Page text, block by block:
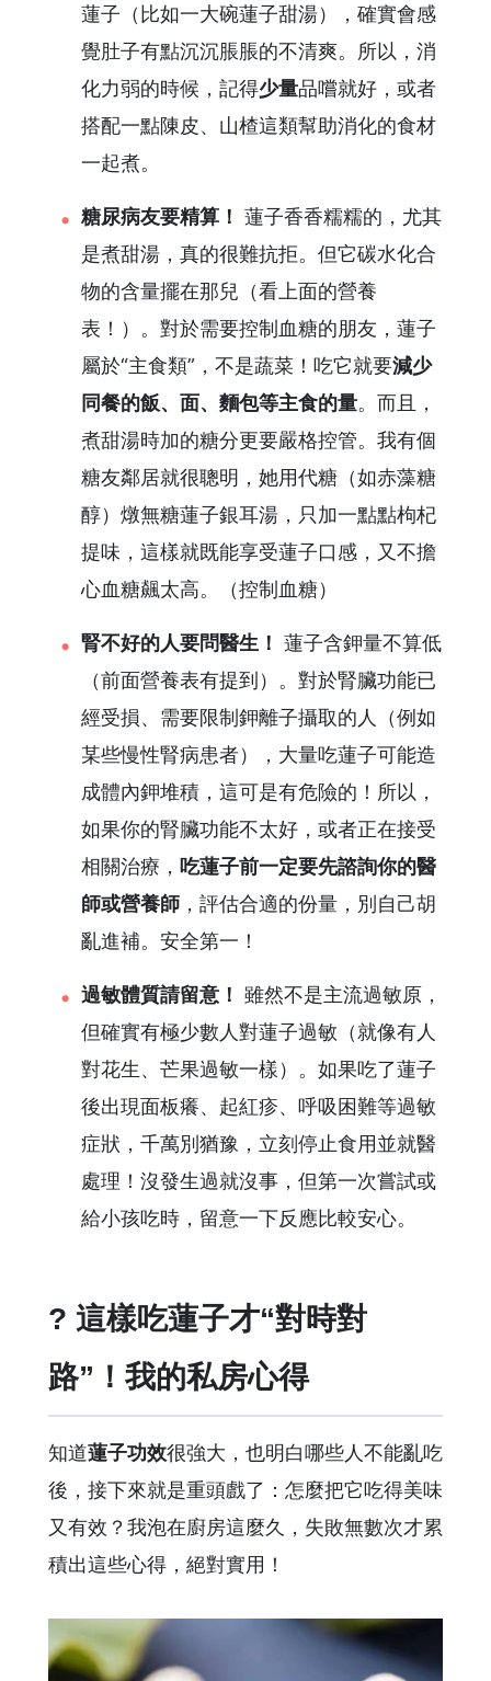
蓮子（比如一大碗蓮子甜湯），確實會感
覺肚子有點沉沉脹脹的不清爽。所以，消
化力弱的時候，記得少量品嚐就好，或者
搭配一點陳皮、山楂這類幫助消化的食材
一起煮。
糖尿病友要精算！ 蓮子香香糯糯的，尤其
是煮甜湯，真的很難抗拒。但它碳水化合
物的含量擺在那兒（看上面的營養
表！）。對於需要控制血糖的朋友，蓮子
屬於“主食類”，不是蔬菜！吃它就要減少
同餐的飯、面、麵包等主食的量。而且，
煮甜湯時加的糖分更要嚴格控管。我有個
糖友鄰居就很聰明，她用代糖（如赤藻糖
醇）燉無糖蓮子銀耳湯，只加一點點枸杞
提味，這樣就既能享受蓮子口感，又不擔
心血糖飆太高。（控制血糖）
腎不好的人要問醫生！ 蓮子含鉀量不算低
（前面營養表有提到）。對於腎臟功能已
經受損、需要限制鉀離子攝取的人（例如
某些慢性腎病患者），大量吃蓮子可能造
成體內鉀堆積，這可是有危險的！所以，
如果你的腎臟功能不太好，或者正在接受
相關治療， 吃蓮子前一定要先諮詢你的醫
師或營養師 ，評估合適的份量，別自己胡
亂進補。安全第一！
過敏體質請留意！ 雖然不是主流過敏原，
但確實有極少數人對蓮子過敏（就像有人
對花生、芒果過敏一樣）。如果吃了蓮子
後出現面板癢、起紅疹、呼吸困難等過敏
症狀，千萬別猶豫，立刻停止食用並就醫
處理！沒發生過就沒事，但第一次嘗試或
給小孩吃時，留意一下反應比較安心。
? 這樣吃蓮子才“對時對
路”！我的私房心得
知道蓮子功效很強大，也明白哪些人不能亂吃
後，接下來就是重頭戲了：怎麼把它吃得美味
又有效？我泡在廚房這麼久，失敗無數次才累
積出這些心得，絕對實用！